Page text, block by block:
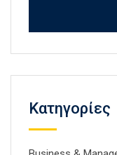
Kατηγορίες